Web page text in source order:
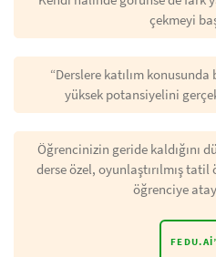
çekmeyi
“Derslere katılım
yüksek potansiyelini
Öğrencinizin geride kaldığını
derse özel, oyunlaştırılmış
öğrenciye